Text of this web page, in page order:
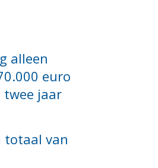
alleen
euro
twee jaar
totaal van